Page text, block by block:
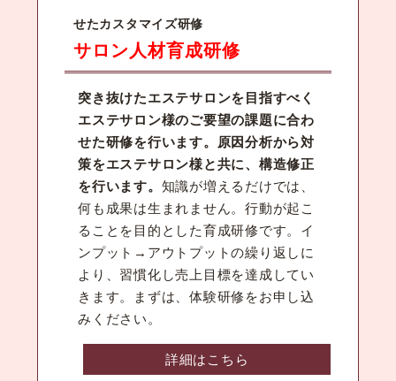
せたカスタマイズ研修
サロン人材育成研修
突き抜けたエステサロンを目指すべく
エステサロン様のご要望の課題に合わ
せた研修を行います。原因分析から対
策をエステサロン様と共に、構造修正
を行います。 知識が増えるだけでは、
何も成果は生まれません。行動が起こ
ることを目的とした育成研修です。イ
ンプット→アウトプットの繰り返しに
より、習慣化し売上目標を達成してい
きます。まずは、体験研修をお申し込
みください。
詳細はこちら